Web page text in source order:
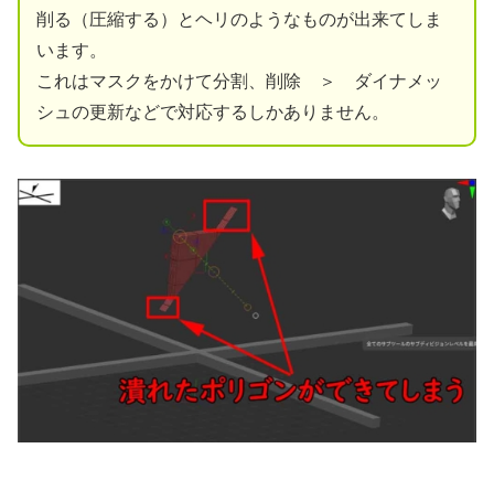
削る（圧縮する）とヘリのようなものが出来てしま
います。
これはマスクをかけて分割、削除 ＞ ダイナメッ
シュの更新などで対応するしかありません。